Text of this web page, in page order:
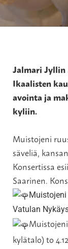
Jalmari Jyllin
Ikaalisten
avointa ja
kyliin.
Muistojeni
säveliä,
Konsertissa
Saarinen.
Vatulan
kylätalo) to